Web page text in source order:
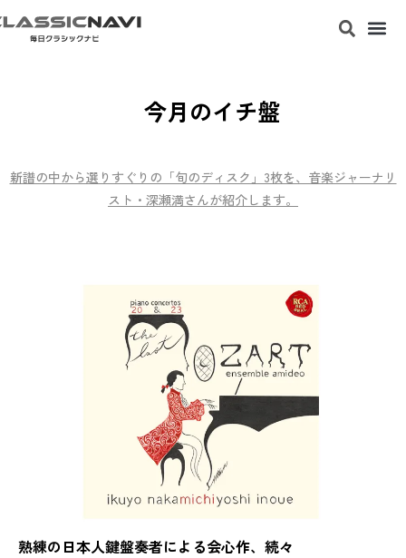
今月のイチ盤
新譜の中から選りすぐりの「旬のディスク」3枚を、音楽ジャーナリ
スト・深瀬満さんが紹介します。
熟練の日本人鍵盤奏者による会心作、続々